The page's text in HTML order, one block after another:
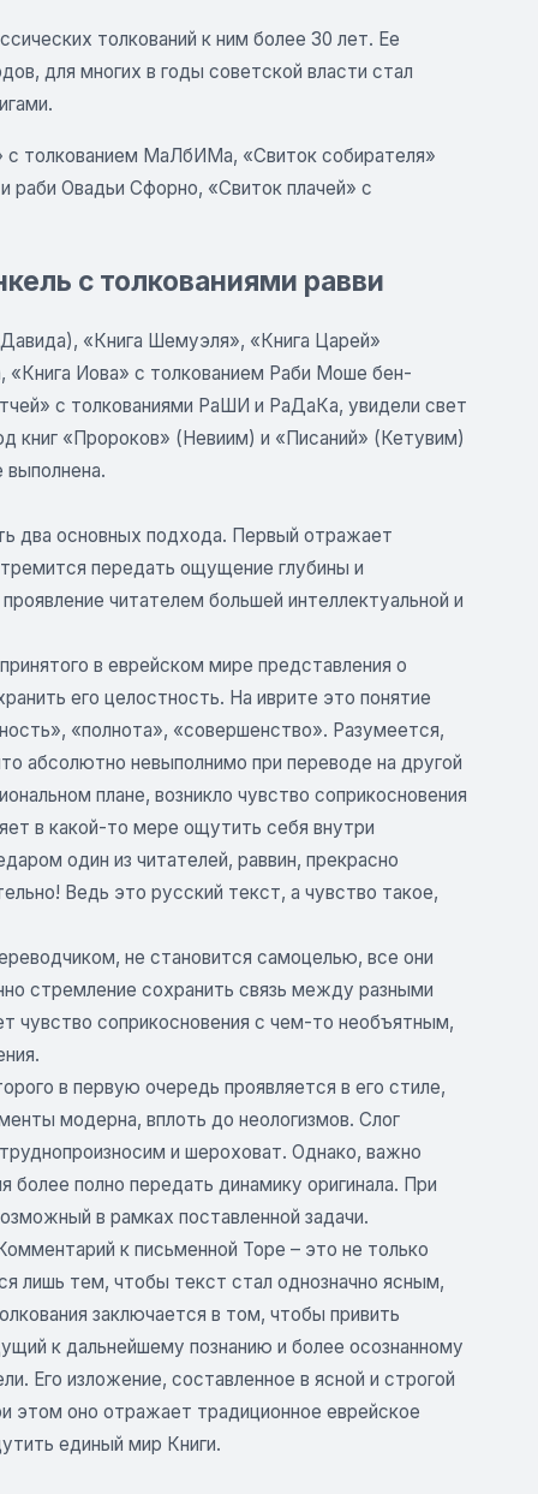
толкований к ним более 30 лет. Ее
для многих в годы советской власти стал
толкованием МаЛбИМа, «Свиток собирателя»
Овадьи Сфорно, «Свиток плачей» с
с толкованиями равви
«Книга Шемуэля», «Книга Царей»
Иова» с толкованием Раби Моше бен-
с толкованиями РаШИ и РаДаКа, увидели свет
книг «Пророков» (Невиим) и «Писаний» (Кетувим)
два основных подхода. Первый отражает
передать ощущение глубины и
читателем большей интеллектуальной и
в еврейском мире представления о
его целостность. На иврите это понятие
«полнота», «совершенство». Разумеется,
абсолютно невыполнимо при переводе на другой
плане, возникло чувство соприкосновения
в какой-то мере ощутить себя внутри
один из читателей, раввин, прекрасно
Ведь это русский текст, а чувство такое,
не становится самоцелью, все они
стремление сохранить связь между разными
чувство соприкосновения с чем-то необъятным,
в первую очередь проявляется в его стиле,
модерна, вплоть до неологизмов. Слог
и шероховат. Однако, важно
более полно передать динамику оригинала. При
в рамках поставленной задачи.
к письменной Торе – это не только
лишь тем, чтобы текст стал однозначно ясным,
заключается в том, чтобы привить
к дальнейшему познанию и более осознанному
Его изложение, составленное в ясной и строгой
этом оно отражает традиционное еврейское
единый мир Книги.